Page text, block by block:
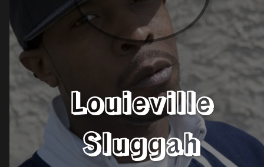
Louieville
Sluggah